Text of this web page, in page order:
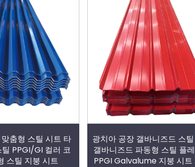
춤형 스틸 시트 타
PPGI/GI 컬러 코
스틸 지붕 시트
광치아 공장 갤바니즈드 스
갤바니즈드 파동형 스틸 플
PPGI Galvalume 지붕 시트